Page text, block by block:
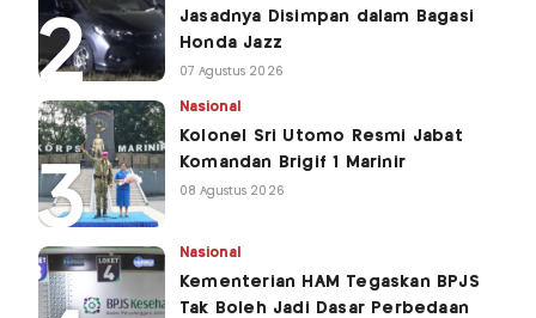
Jasadnya Disimpan dalam Bagasi
Honda Jazz
07 Agustus 2026
Nasional
Kolonel Sri Utomo Resmi Jabat
Komandan Brigif 1 Marinir
08 Agustus 2026
Nasional
Kementerian HAM Tegaskan BPJS
Tak Boleh Jadi Dasar Perbedaan